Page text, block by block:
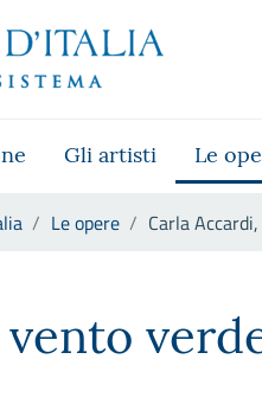
Gli artisti Le
Le opere Carla